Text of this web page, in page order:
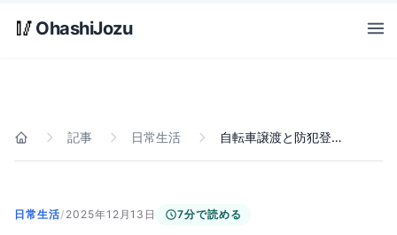
Skip to main content
🥢 OhashiJozu
ホーム 記事 日常生活 自転車譲渡と防犯登録の実体験：交番と自転車屋での手続きの実際
日常生活/ 2025年12月13日 7分で読める